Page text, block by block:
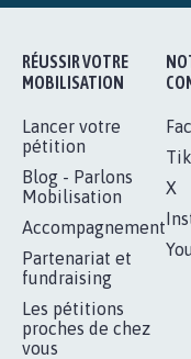
RÉUSSIR VOTRE
MOBILISATION
Lancer votre
pétition
Blog - Parlons
Mobilisation
Accompagnement
Partenariat et
fundraising
Les pétitions
proches de chez
vous
X